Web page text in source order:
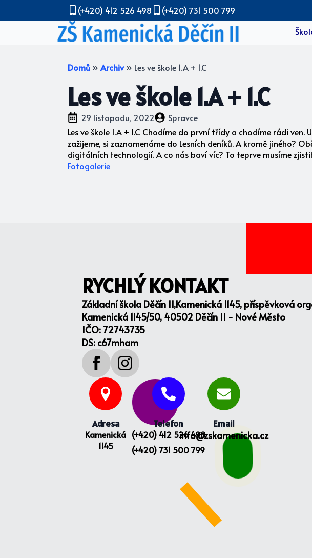
(+420) 412 526 498 (+420) 731 500 799
Domů » Archiv » Les ve škole 1.A + 1.C
Les ve škole 1.A + 1.C
29 listopadu, 2022
Spravce
Les ve škole 1.A + 1.C Chodíme do první třídy a chodíme rádi
zažijeme, si zaznamenáme do Lesních deníků. A kromě jiného?
digitálních technologií. A co nás baví víc? To teprve musíme
Fotogalerie
RYCHLÝ KONTAKT
Základní škola Děčín II,Kamenická 1145, příspěvková
Kamenická 1145/50, 40502 Děčín II - Nové Město
IČO: 72743735
DS: c67mham
Adresa
Kamenická
1145
Telefon
(+420) 412 526 498
(+420) 731 500 799
Email
info@zskamenicka.cz